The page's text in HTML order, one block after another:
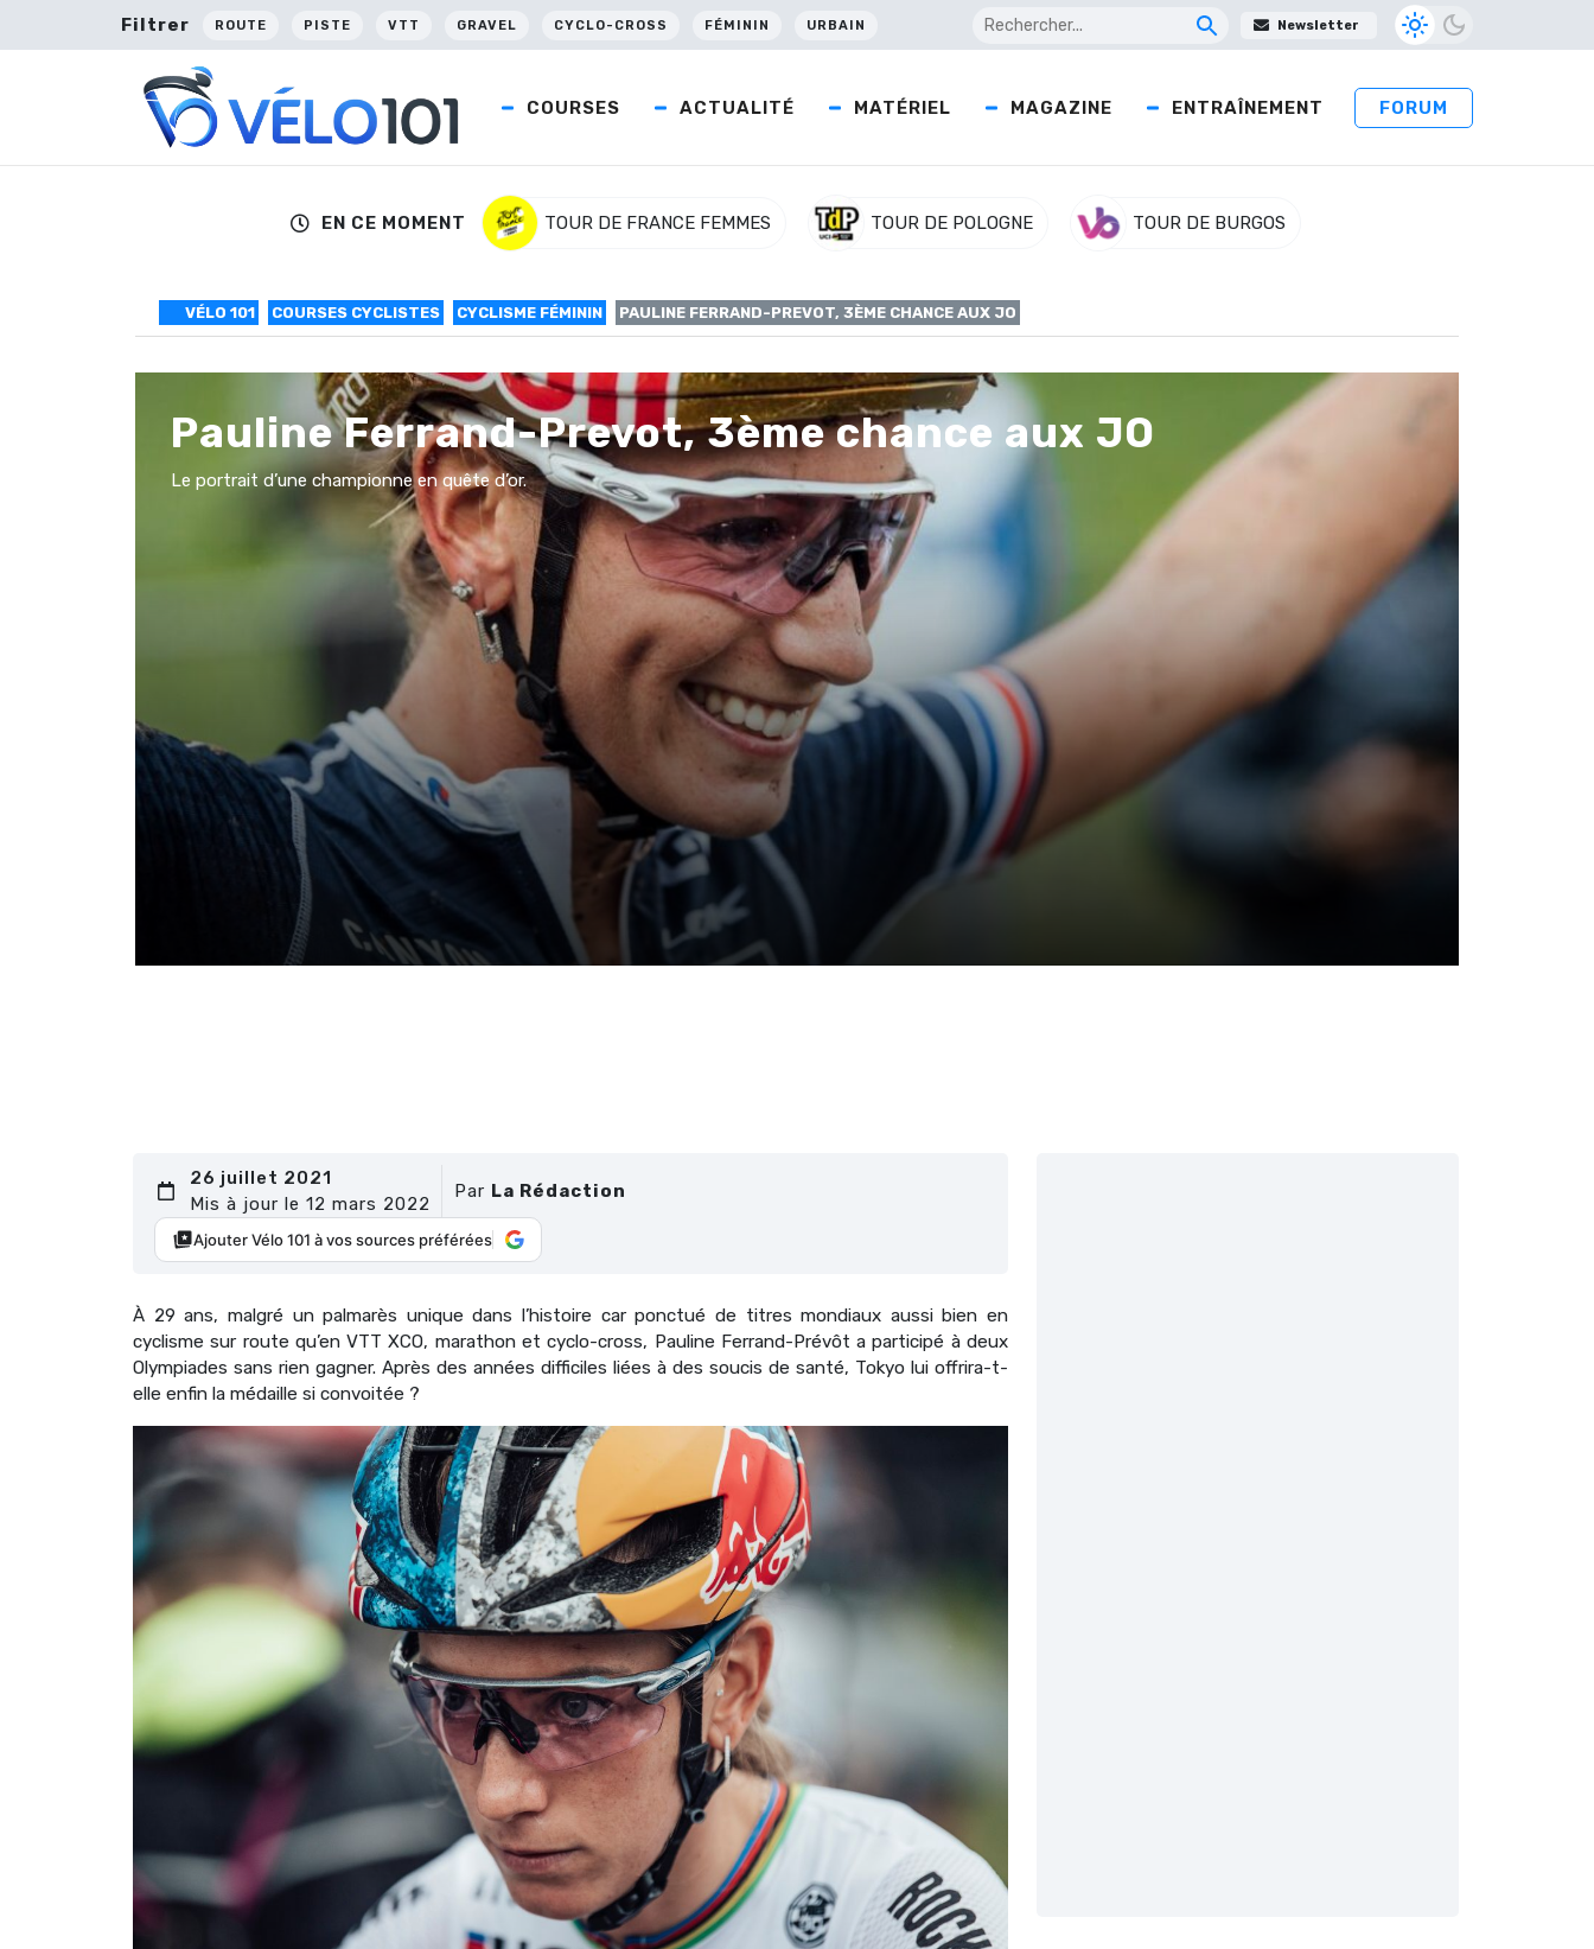
Filtrer ROUTE PISTE VTT GRAVEL CYCLO-CROSS FÉMININ URBAIN Newsletter
COURSES ACTUALITÉ MATÉRIEL MAGAZINE ENTRAÎNEMENT FORUM
EN CE MOMENT TOUR DE FRANCE FEMMES TOUR DE POLOGNE TOUR DE BURGOS
VÉLO 101 COURSES CYCLISTES CYCLISME FÉMININ PAULINE FERRAND-PREVOT, 3ÈME CHANCE AUX JO
Pauline Ferrand-Prevot, 3ème chance aux JO
Le portrait d’une championne en quête d’or.
26 juillet 2021
Mis à jour le 12 mars 2022
Par La Rédaction
Ajouter Vélo 101 à vos sources préférées
À 29 ans, malgré un palmarès unique dans l’histoire car ponctué de titres mondiaux aussi bien en
cyclisme sur route qu’en VTT XCO, marathon et cyclo-cross, Pauline Ferrand-Prévôt a participé à deux
Olympiades sans rien gagner. Après des années difficiles liées à des soucis de santé, Tokyo lui offrira-t-
elle enfin la médaille si convoitée ?